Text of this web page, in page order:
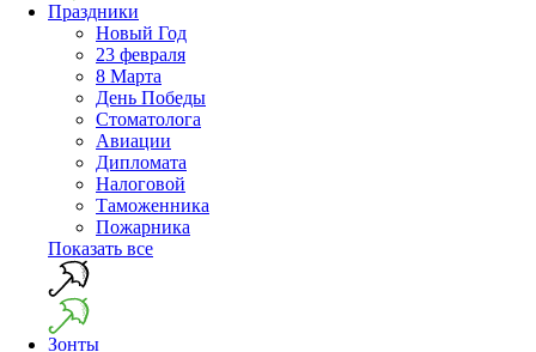
Праздники
Новый Год
23 февраля
8 Марта
День Победы
Cтоматолога
Авиации
Дипломата
Налоговой
Таможенника
Пожарника
Показать все
Зонты